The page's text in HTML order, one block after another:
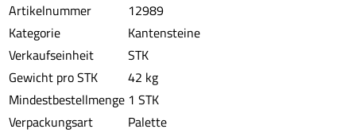
Artikelnummer
12989
Kategorie
Kantensteine
Verkaufseinheit
STK
Gewicht pro STK
42 kg
Mindestbestellmenge 1 STK
Verpackungsart
Palette